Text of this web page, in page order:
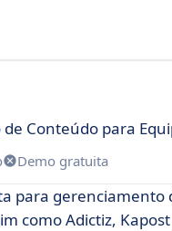
Conteúdo para
Demo gratuita
para
como Adictiz,